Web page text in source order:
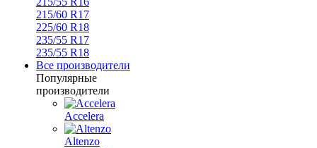
215/60 R17
225/60 R18
235/55 R17
235/55 R18
Все производители
Популярные
производители
Accelera
Altenzo